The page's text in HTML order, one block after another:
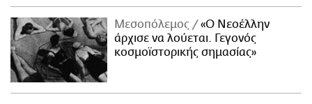
Μεσοπόλεμος
«Ο Νεοέλλην
άρχισε να λούεται. Γεγονός
κοσμοϊστορικής σημασίας»